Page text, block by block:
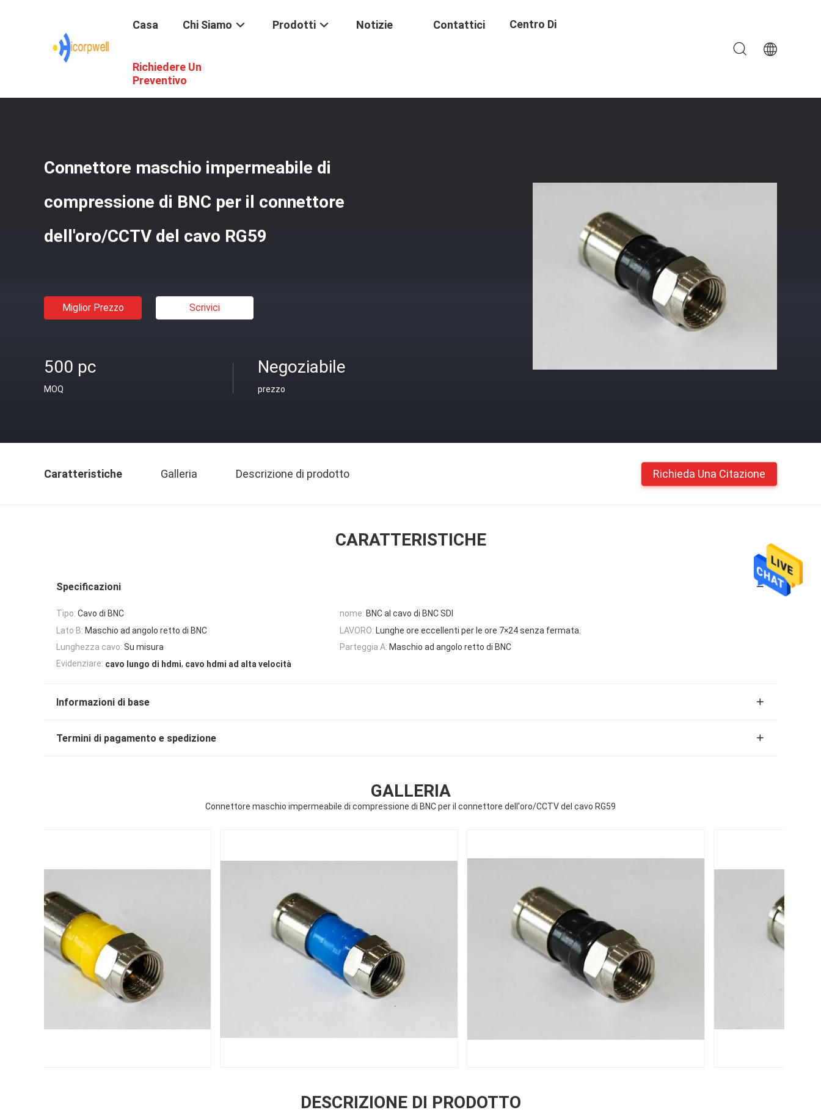
Casa Chi Siamo Prodotti Notizie Contattici Centro Di
Richiedere Un
Preventivo
Cavo Di HDMI AOC / Connettore Maschio Impermeabile Di Compressione Di BNC Per Il Connettore Dell'oro/CCTV Del Cavo RG59
Connettore maschio impermeabile di
compressione di BNC per il connettore
dell'oro/CCTV del cavo RG59
Miglior Prezzo Scrivici
500 pc
MOQ
Negoziabile
prezzo
Caratteristiche Galleria Descrizione di prodotto Richieda Una Citazione
CARATTERISTICHE
Specificazioni
Tipo: Cavo di BNC nome: BNC al cavo di BNC SDI
Lato B: Maschio ad angolo retto di BNC LAVORO: Lunghe ore eccellenti per le ore 7×24 senza fermata.
Lunghezza cavo: Su misura Parteggia A: Maschio ad angolo retto di BNC
Evidenziare: cavo lungo di hdmi, cavo hdmi ad alta velocità
Informazioni di base
Termini di pagamento e spedizione
GALLERIA
Connettore maschio impermeabile di compressione di BNC per il connettore dell'oro/CCTV del cavo RG59
DESCRIZIONE DI PRODOTTO